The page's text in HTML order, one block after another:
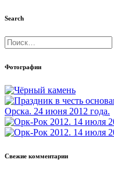
Search
Найти:
Фотографии
Свежие комментарии